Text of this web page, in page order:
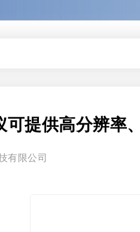
可提供高分辨率
有限公司